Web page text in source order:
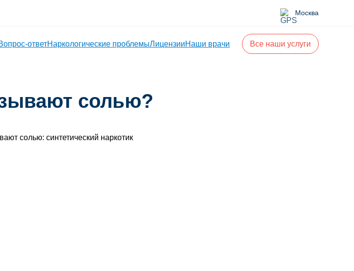
Москва
ответНаркологические проблемыЛицензииНаши врачи Все наши услуги
солью?